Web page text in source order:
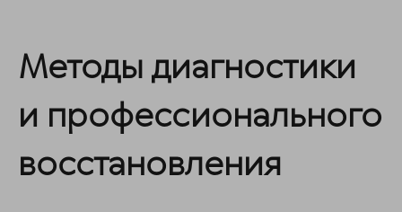
Методы диагностики
и профессионального
восстановления